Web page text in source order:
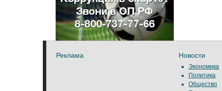
общественная палата парк пожар роща
спорт театр транспорт художники
Реклама Новости
Экономика
Политика
Общество